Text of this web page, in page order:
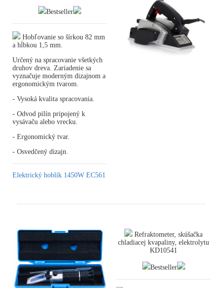
Bestseller
Hobľovanie so šírkou 82 mm
a hĺbkou 1,5 mm.
Určený na spracovanie všetkých
druhov dreva. Zariadenie sa
vyznačuje moderným dizajnom a
ergonomickým tvarom.
- Vysoká kvalita spracovania.
- Odvod pilín pripojený k
vysávaču alebo vrecku.
- Ergonomický tvar.
- Osvedčený dizajn.
Elektrický hoblík 1450W EC561
Refraktometer, skúšačka
chladiacej kvapaliny, elektrolytu
KD10541
Bestseller